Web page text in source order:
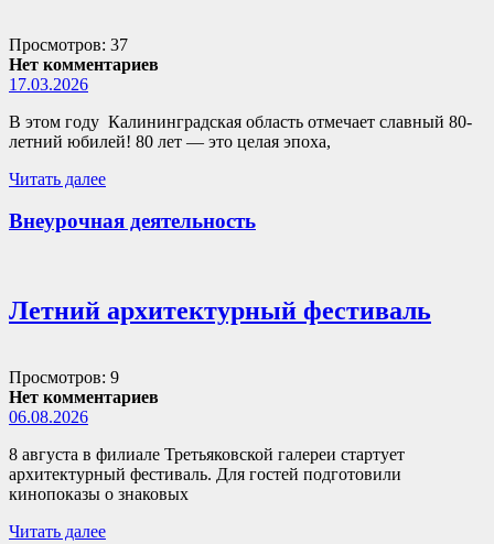
Просмотров: 37
Нет комментариев
17.03.2026
В этом году Калининградская область отмечает славный 80-
летний юбилей! 80 лет — это целая эпоха,
Читать далее
Внеурочная деятельность
Летний архитектурный фестиваль
Просмотров: 9
Нет комментариев
06.08.2026
8 августа в филиале Третьяковской галереи стартует
архитектурный фестиваль. Для гостей подготовили
кинопоказы о знаковых
Читать далее